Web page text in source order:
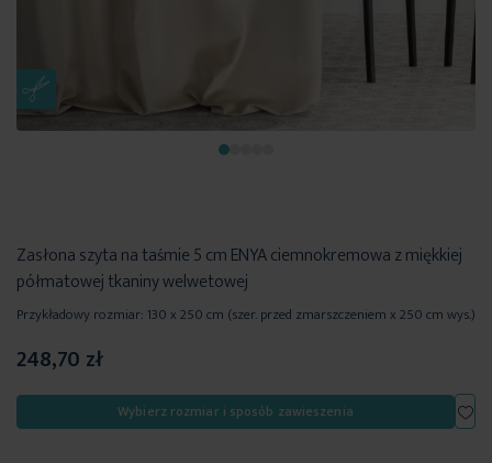
Zasłona szyta na taśmie 5 cm ENYA ciemnokremowa z miękkiej
półmatowej tkaniny welwetowej
Przykładowy rozmiar: 130 x 250 cm (szer. przed zmarszczeniem x 250 cm wys.)
248,70 zł
Wybierz rozmiar i sposób zawieszenia